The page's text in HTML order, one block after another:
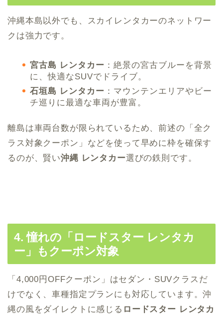
沖縄本島以外でも、スカイレンタカーのネットワー
クは強力です。
宮古島 レンタカー ：絶景の宮古ブルーを背景
に、快適なSUVでドライブ。
石垣島 レンタカー ：マウンテンエリアやビー
チ巡りに最適な車両が豊富。
離島は車両台数が限られているため、前述の「全ク
ラス対象クーポン」などを使って早めに枠を確保す
るのが、賢い沖縄 レンタカー選びの鉄則です。
4. 憧れの「ロードスター レンタカ
ー」もクーポン対象
「4,000円OFFクーポン」はセダン・SUVクラスだ
けでなく、車種指定プランにも対応しています。沖
縄の風をダイレクトに感じる ロードスター レンタカ